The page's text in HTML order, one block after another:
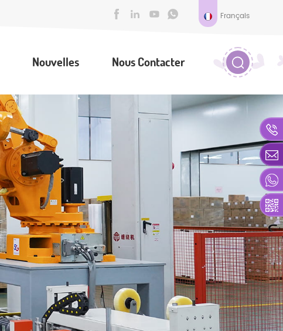
Français
Nouvelles Nous Contacter